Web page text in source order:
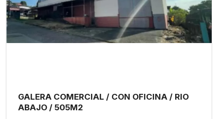
GALERA COMERCIAL / CON OFICINA / RIO
ABAJO / 505M2